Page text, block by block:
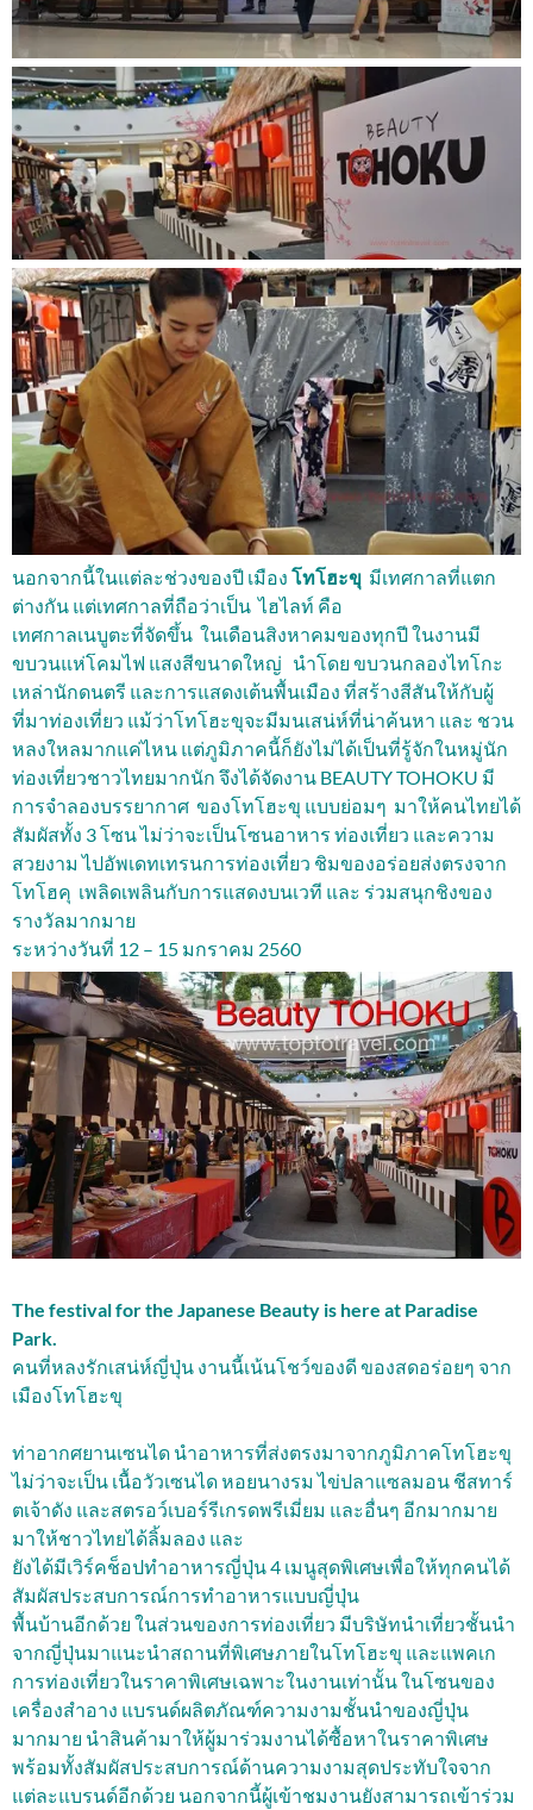
นอกจากนี้ในแต่ละช่วงของปี เมือง โทโฮะขุ มีเทศกาลที่แตก
ต่างกัน แต่เทศกาลที่ถือว่าเป็น ไฮไลท์ คือ
เทศกาลเนบูตะที่จัดขึ้น ในเดือนสิงหาคมของทุกปี ในงานมี
ขบวนแห่โคมไฟ แสงสีขนาดใหญ่ นำโดย ขบวนกลองไทโกะ
เหล่านักดนตรี และการแสดงเต้นพื้นเมือง ที่สร้างสีสันให้กับผู้
ที่มาท่องเที่ยว แม้ว่าโทโฮะขุจะมีมนเสน่ห์ที่น่าค้นหา และ ชวน
หลงใหลมากแค่ไหน แต่ภูมิภาคนี้ก็ยังไม่ได้เป็นที่รู้จักในหมู่นัก
ท่องเที่ยวชาวไทยมากนัก จึงได้จัดงาน BEAUTY TOHOKU มี
การจำลองบรรยากาศ ของโทโฮะขุ แบบย่อมๆ มาให้คนไทยได้
สัมผัสทั้ง 3โซน ไม่ว่าจะเป็นโซนอาหาร ท่องเที่ยว และความ
สวยงาม ไปอัพเดทเทรนการท่องเที่ยว ชิมของอร่อยส่งตรงจาก
โทโฮคุ เพลิดเพลินกับการแสดงบนเวที และ ร่วมสนุกชิงของ
รางวัลมากมาย
ระหว่างวันที่ 12 – 15 มกราคม 2560
The festival for the Japanese Beauty is here at Paradise
Park.
คนที่หลงรักเสน่ห์ญี่ปุ่น งานนี้เน้นโชว์ของดี ของสดอร่อยๆ จาก
เมืองโทโฮะขุ
ท่าอากศยานเซนได นำอาหารที่ส่งตรงมาจากภูมิภาคโทโฮะขุ
ไม่ว่าจะเป็น เนื้อวัวเซนได หอยนางรม ไข่ปลาแซลมอน ชีสทาร์
ตเจ้าดัง และสตรอว์เบอร์รีเกรดพรีเมี่ยม และอื่นๆ อีกมากมาย
มาให้ชาวไทยได้ลิ้มลอง และ
ยังได้มีเวิร์คช็อปทำอาหารญี่ปุ่น 4 เมนูสุดพิเศษเพื่อให้ทุกคนได้
สัมผัสประสบการณ์การทำอาหารแบบญี่ปุ่น
พื้นบ้านอีกด้วย ในส่วนของการท่องเที่ยว มีบริษัทนำเที่ยวชั้นนำ
จากญี่ปุ่นมาแนะนำสถานที่พิเศษภายในโทโฮะขุ และแพคเก
การท่องเที่ยวในราคาพิเศษเฉพาะในงานเท่านั้น ในโซนของ
เครื่องสำอาง แบรนด์ผลิตภัณฑ์ความงามชั้นนำของญี่ปุ่น
มากมาย นำสินค้ามาให้ผู้มาร่วมงานได้ซื้อหาในราคาพิเศษ
พร้อมทั้งสัมผัสประสบการณ์ด้านความงามสุดประทับใจจาก
แต่ละแบรนด์อีกด้วย นอกจากนี้ผู้เข้าชมงานยังสามารถเข้าร่วม